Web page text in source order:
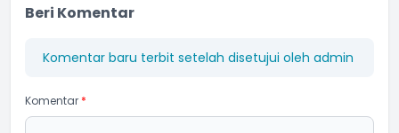
Beri Komentar
Komentar baru terbit setelah disetujui oleh admin
Komentar *